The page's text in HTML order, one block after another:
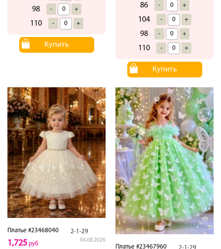
98 - +
110 - +
Купить
86 - +
104 - +
98 - +
110 - +
Купить
Платье #23468040 2-1-29
04.08.2026
1,725 руб Платье #23467960